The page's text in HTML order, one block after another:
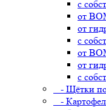
с
от
от
с
от
от
с
- Щётки
-